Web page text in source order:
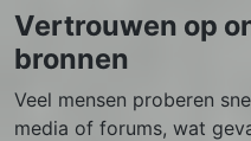
Vertrouwen op
bronnen
Veel mensen proberen
media of forums, wat